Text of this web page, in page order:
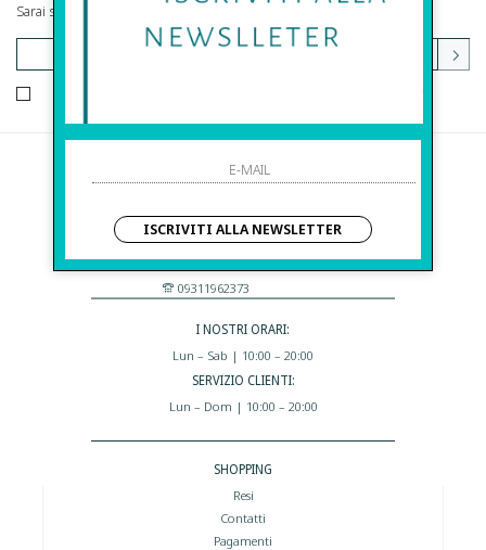
Sarai sempre aggiornato su offerte e promozioni.
Before S.r.l.s.
Via Della Maestranza , 23
96100 Siracusa - Italia
Eshop@apiedinudinelparcoboutique.com
09311962373
I NOSTRI ORARI:
Lun – Sab | 10:00 – 20:00
SERVIZIO CLIENTI:
Lun – Dom | 10:00 – 20:00
SHOPPING
Resi
Contatti
Pagamenti
ISCRIVITI ALLA NEWSLETTER